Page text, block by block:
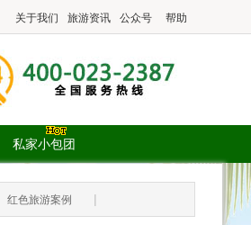
关于我们 旅游资讯 公众号 帮助
私家小包团
红色旅游案例 |